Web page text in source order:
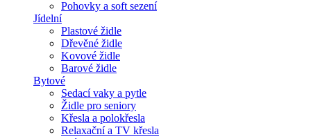
Pohovky a soft sezení
Jídelní
Plastové židle
Dřevěné židle
Kovové židle
Barové židle
Bytové
Sedací vaky a pytle
Židle pro seniory
Křesla a polokřesla
Relaxační a TV křesla